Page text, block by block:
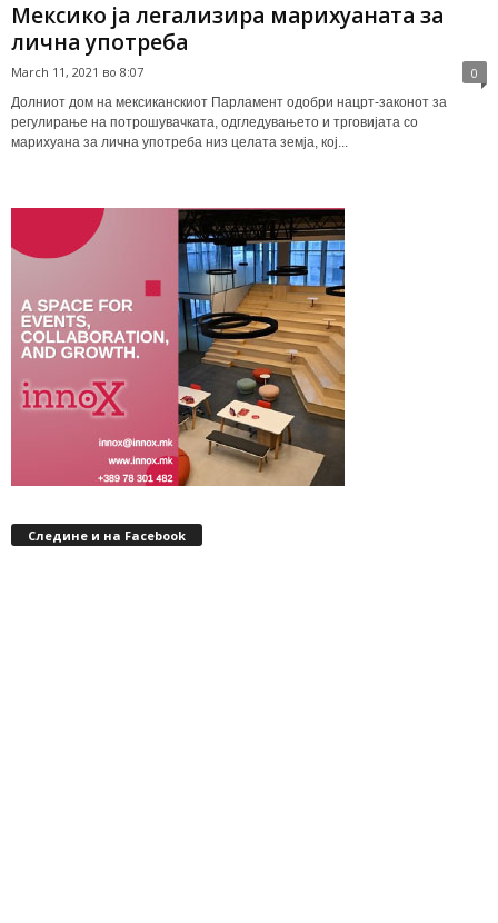
Мексико ja легализира марихуаната за
лична употреба
March 11, 2021 во 8:07 0
Долниот дом на мексиканскиот Парламент одобри нацрт-законот за
регулирање на потрошувачката, одгледувањето и трговијата со
марихуана за лична употреба низ целата земја, кој...
Следине и на Facebook